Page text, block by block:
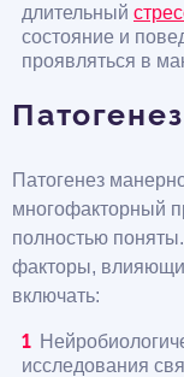
длительный
состояние и
проявляться в
Патогенез
Патогенез
многофакторный
полностью
факторы,
включать:
исследования